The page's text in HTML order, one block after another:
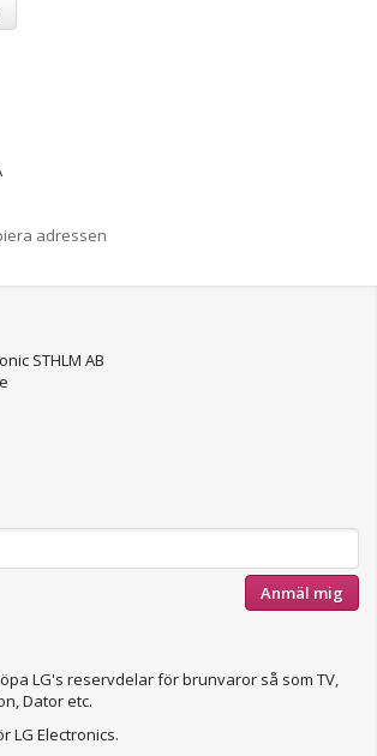
adressen
STHLM AB
Anmäl mig
LG's reservdelar för brunvaror så som TV,
Dator etc.
LG Electronics.